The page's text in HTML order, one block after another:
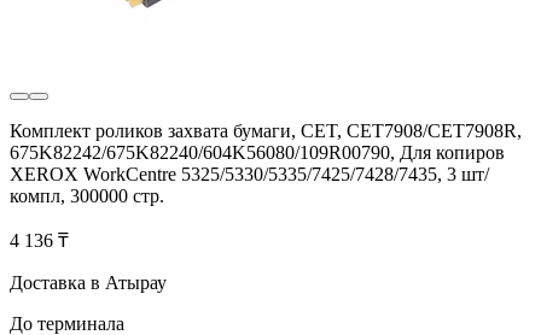
Комплект роликов захвата бумаги, CET, CET7908/CET7908R,
675K82242/675K82240/604K56080/109R00790, Для копиров
XEROX WorkCentre 5325/5330/5335/7425/7428/7435, 3 шт/
компл, 300000 стр.
4 136 ₸
Доставка в Атырау
До терминала